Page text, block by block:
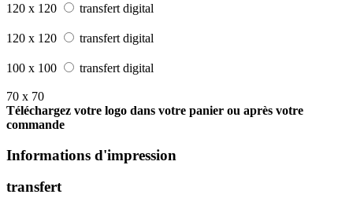
120 x 120
transfert digital
120 x 120 transfert digital
100 x 100 transfert digital
70 x 70
Téléchargez votre logo dans votre panier ou après votre
commande
Informations d'impression
transfert